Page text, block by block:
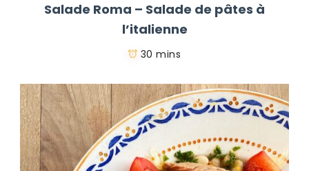
Salade Roma – Salade de pâtes à
l’italienne
30 mins